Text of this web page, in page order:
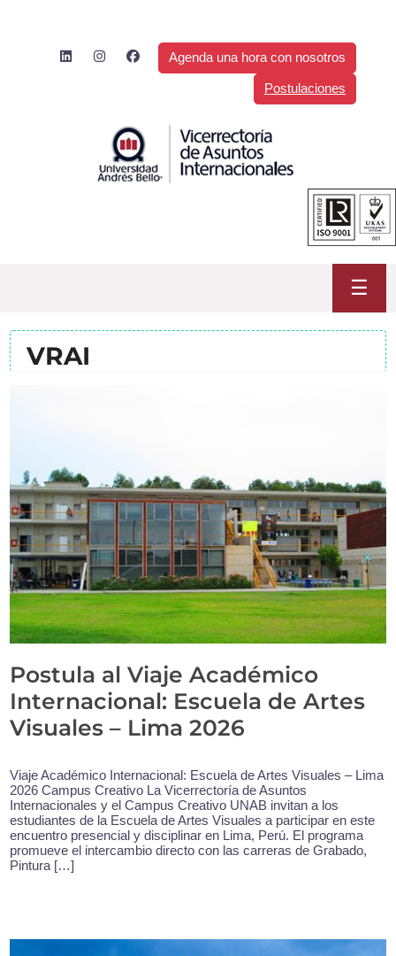
Agenda una hora con nosotros
Postulaciones
☰
VRAI
Postula al Viaje Académico
Internacional: Escuela de Artes
Visuales – Lima 2026
Viaje Académico Internacional: Escuela de Artes Visuales – Lima
2026 Campus Creativo La Vicerrectoría de Asuntos
Internacionales y el Campus Creativo UNAB invitan a los
estudiantes de la Escuela de Artes Visuales a participar en este
encuentro presencial y disciplinar en Lima, Perú. El programa
promueve el intercambio directo con las carreras de Grabado,
Pintura […]